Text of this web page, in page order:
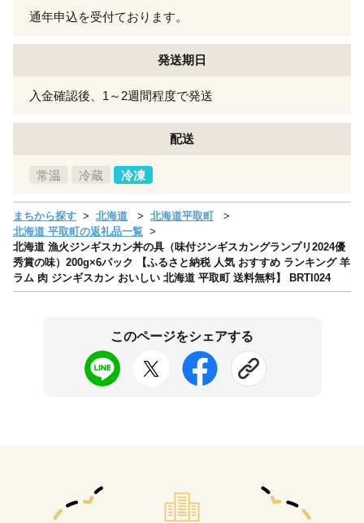
通年申込を受付ております。
発送期日
入金確認後、1～2週間程度で発送
配送
常温 冷蔵 冷凍
まちから探す 北海道
北海道平取町
北海道 平取町の返礼品一覧
北海道 漁火ジンギスカン丼の具（味付ジンギスカングランプリ2024優
秀賞の味）200g×6パック 【ふるさと納税 人気 おすすめ ランキング 羊
ラム 肉 ジンギスカン おいしい 北海道 平取町 送料無料】 BRTI024
このページをシェアする